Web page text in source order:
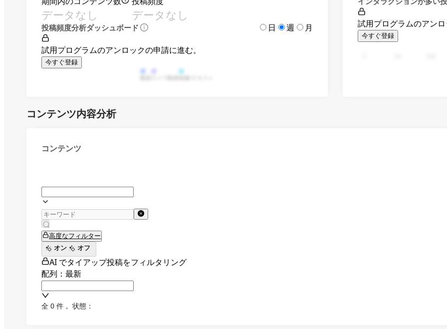
データなし データなし
投稿頻度分析ダッシュボード 日 週 月
試用プログラムのアンロックの申請に進む。
今すぐ登録
試用プログラムのアンロ
今すぐ登録
コンテンツ内容分析
コンテンツ
高度なフィルター
オン
オフ
AI でタイアップ投稿をフィルタリング
配列：最新
全 0 件 ， 状態：